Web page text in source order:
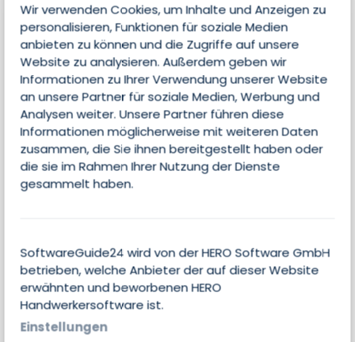
Wir verwenden Cookies, um Inhalte und Anzeigen zu
personalisieren, Funktionen für soziale Medien
anbieten zu können und die Zugriffe auf unsere
Website zu analysieren. Außerdem geben wir
Informationen zu Ihrer Verwendung unserer Website
an unsere Partner für soziale Medien, Werbung und
Analysen weiter. Unsere Partner führen diese
Informationen möglicherweise mit weiteren Daten
zusammen, die Sie ihnen bereitgestellt haben oder
die sie im Rahmen Ihrer Nutzung der Dienste
gesammelt haben.
SoftwareGuide24 wird von der HERO Software GmbH
betrieben, welche Anbieter der auf dieser Website
erwähnten und beworbenen HERO
Handwerkersoftware ist.
Einstellungen
Jetzt Kontakt aufnehmen
und Partner werden!
Seite beanspruchen
Es liegen noch keine individuellen Angaben
des Anbieters zu Features und Funktionen
dieser Software vor.